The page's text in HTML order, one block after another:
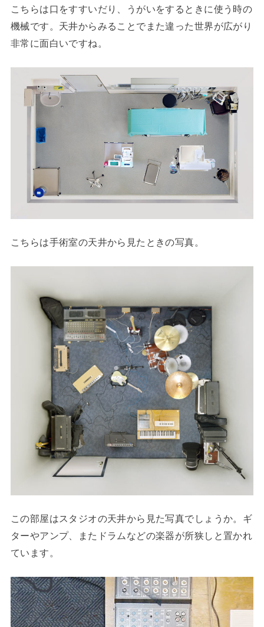
こちらは口をすすいだり、うがいをするときに使う時の
機械です。天井からみることでまた違った世界が広がり
非常に面白いですね。
こちらは手術室の天井から見たときの写真。
この部屋はスタジオの天井から見た写真でしょうか。ギ
ターやアンプ、またドラムなどの楽器が所狭しと置かれ
ています。